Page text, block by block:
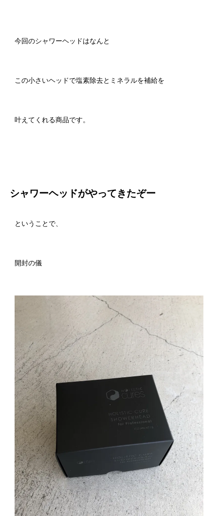
今回のシャワーヘッドはなんと
この小さいヘッドで塩素除去とミネラルを補給を
叶えてくれる商品です。
シャワーヘッドがやってきたぞー
ということで、
開封の儀